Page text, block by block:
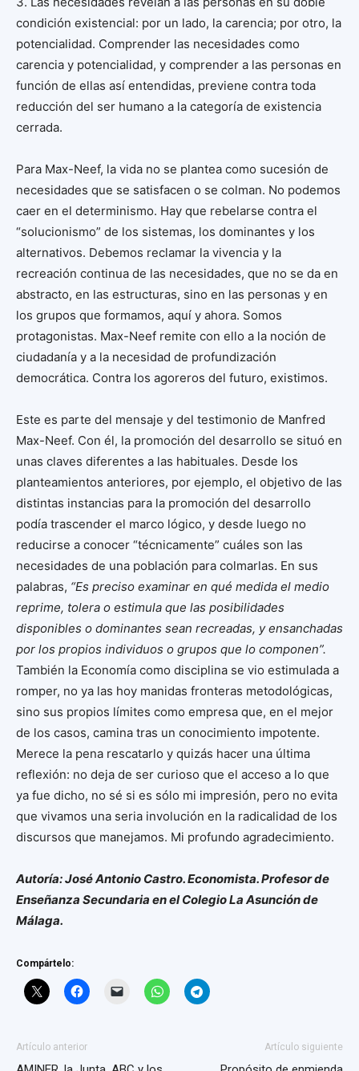
condición existencial: por un lado, la carencia; por otro, la
potencialidad. Comprender las necesidades como
carencia y potencialidad, y comprender a las personas en
función de ellas así entendidas, previene contra toda
reducción del ser humano a la categoría de existencia
cerrada.
Para Max-Neef, la vida no se plantea como sucesión de
necesidades que se satisfacen o se colman. No podemos
caer en el determinismo. Hay que rebelarse contra el
“solucionismo” de los sistemas, los dominantes y los
alternativos. Debemos reclamar la vivencia y la
recreación continua de las necesidades, que no se da en
abstracto, en las estructuras, sino en las personas y en
los grupos que formamos, aquí y ahora. Somos
protagonistas. Max-Neef remite con ello a la noción de
ciudadanía y a la necesidad de profundización
democrática. Contra los agoreros del futuro, existimos.
Este es parte del mensaje y del testimonio de Manfred
Max-Neef. Con él, la promoción del desarrollo se situó en
unas claves diferentes a las habituales. Desde los
planteamientos anteriores, por ejemplo, el objetivo de las
distintas instancias para la promoción del desarrollo
podía trascender el marco lógico, y desde luego no
reducirse a conocer “técnicamente” cuáles son las
necesidades de una población para colmarlas. En sus
palabras, “Es preciso examinar en qué medida el medio
reprime, tolera o estimula que las posibilidades
disponibles o dominantes sean recreadas, y ensanchadas
por los propios individuos o grupos que lo componen”.
También la Economía como disciplina se vio estimulada a
romper, no ya las hoy manidas fronteras metodológicas,
sino sus propios límites como empresa que, en el mejor
de los casos, camina tras un conocimiento impotente.
Merece la pena rescatarlo y quizás hacer una última
reflexión: no deja de ser curioso que el acceso a lo que
ya fue dicho, no sé si es sólo mi impresión, pero no evita
que vivamos una seria involución en la radicalidad de los
discursos que manejamos. Mi profundo agradecimiento.
Autoría: José Antonio Castro. Economista. Profesor de
Enseñanza Secundaria en el Colegio La Asunción de
Málaga.
Compártelo:
Artículo anterior Artículo siguiente